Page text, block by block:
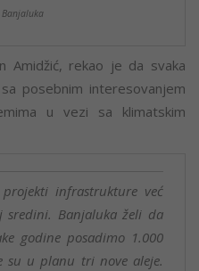
Banjaluka
Amidžić, rekao je da svaka
posebnim interesovanjem
u vezi sa klimatskim
infrastrukture već
Banjaluka želi da
godine posadimo 1.000
su u planu tri nove aleje.